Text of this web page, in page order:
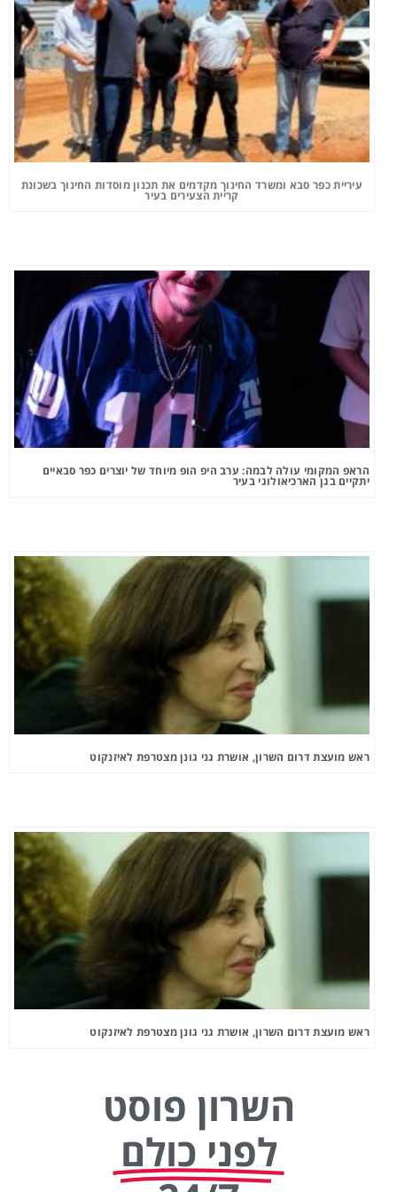
עיריית כפר סבא ומשרד החינוך מקדמים את תכנון מוסדות החינוך בשכונת
קריית הצעירים בעיר
הראפ המקומי עולה לבמה: ערב היפ הופ מיוחד של יוצרים כפר סבאיים
יתקיים בגן הארכיאולוגי בעיר
ראש מועצת דרום השרון, אושרת גני גונן מצטרפת לאיזנקוט
ראש מועצת דרום השרון, אושרת גני גונן מצטרפת לאיזנקוט
השרון פוסט
לפני כולם